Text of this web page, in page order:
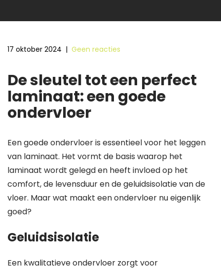
17 oktober 2024 | Geen reacties
De sleutel tot een perfect
laminaat: een goede
ondervloer
Een goede ondervloer is essentieel voor het leggen
van laminaat. Het vormt de basis waarop het
laminaat wordt gelegd en heeft invloed op het
comfort, de levensduur en de geluidsisolatie van de
vloer. Maar wat maakt een ondervloer nu eigenlijk
goed?
Geluidsisolatie
Een kwalitatieve ondervloer zorgt voor